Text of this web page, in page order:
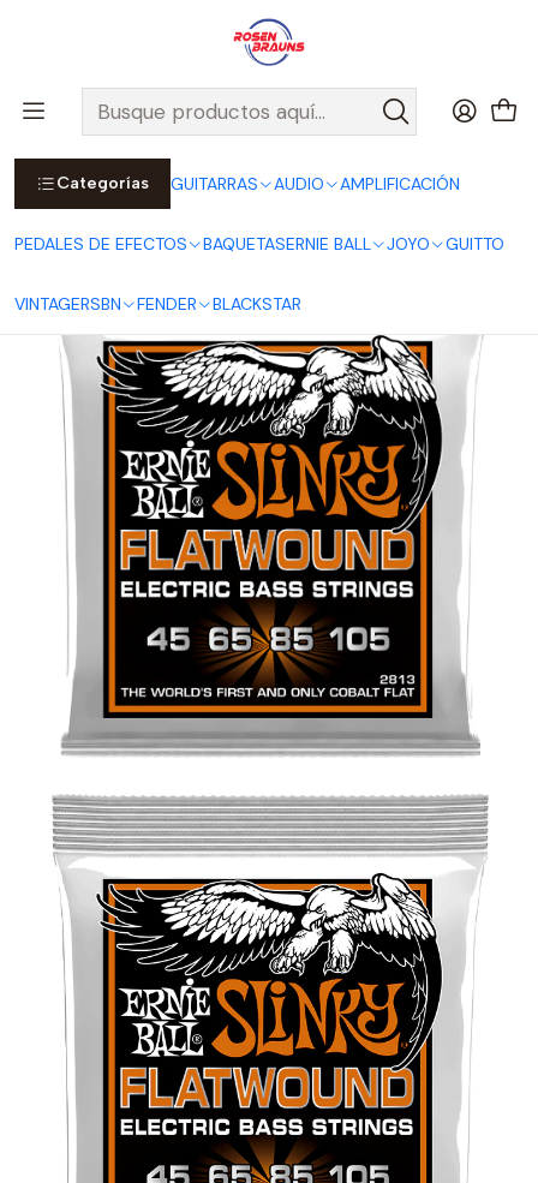
Categorías GUITARRAS AUDIO AMPLIFICACIÓN
PEDALES DE EFECTOS BAQUETASERNIE BALL JOYO GUITTO
VINTAGERSBN FENDER BLACKSTAR
Por compras sobre $25.000 en Santiago urbano, Colina o
Padre Hurtado, incluimos el despacho!
Ver Detalles
Inicio ERNIE BALL
CUERDAS ERNIE BALL
Cuerdas Eléctricas ERNIE BALL
FLATWOUND Series